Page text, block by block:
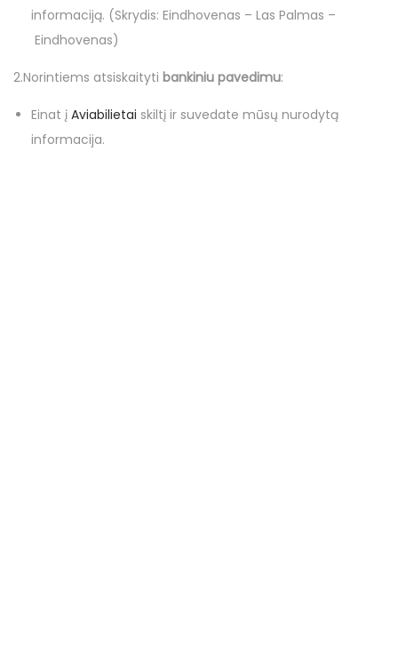
informaciją. (Skrydis: Eindhovenas – Las Palmas –
Eindhovenas)
2.Norintiems atsiskaityti bankiniu pavedimu:
Einat į Aviabilietai skiltį ir suvedate mūsų nurodytą
informacija.